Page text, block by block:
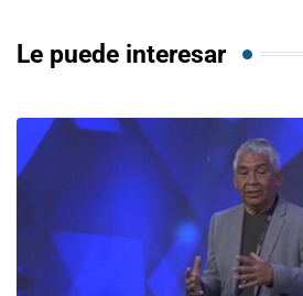
Le puede interesar